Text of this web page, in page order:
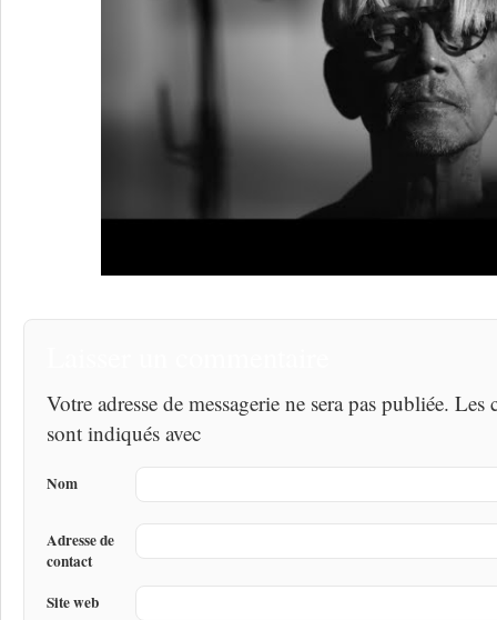
Votre adresse de messagerie ne sera pas publiée.
sont indiqués avec
Nom
Adresse de
contact
Site web